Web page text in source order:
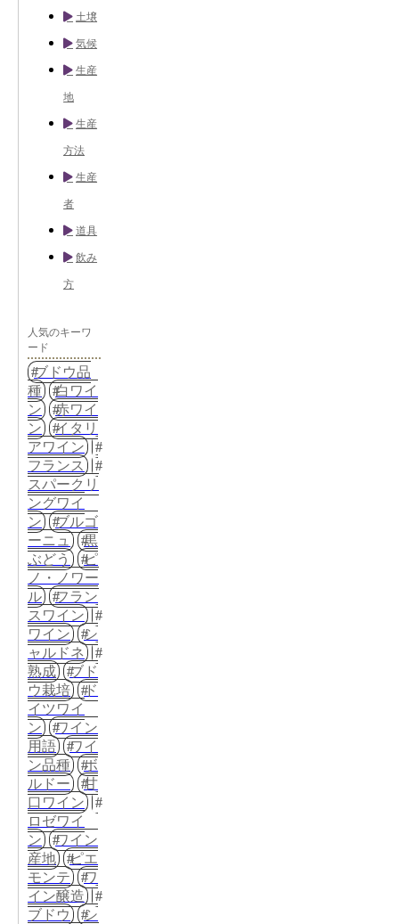
土壌
気候
生産
地
生産
方法
生産
者
道具
飲み
方
人気のキーワ
ード
ブドウ品
種
白ワイ
ン
赤ワイ
ン
イタリ
アワイン
フランス
スパークリ
ングワイ
ン
ブルゴ
ーニュ
黒
ぶどう
ピ
ノ・ノワー
ル
フラン
スワイン
ワイン
シ
ャルドネ
熟成
ブド
ウ栽培
ド
イツワイ
ン
ワイン
用語
ワイ
ン品種
ボ
ルドー
甘
口ワイン
ロゼワイ
ン
ワイン
産地
ピエ
モンテ
ワ
イン醸造
ブドウ
シ